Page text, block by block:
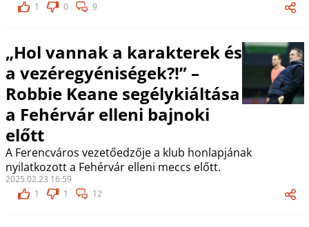
1
0 9
„Hol vannak a karakterek és
a vezéregyéniségek?!” –
Robbie Keane segélykiáltása
a Fehérvár elleni bajnoki
előtt
A Ferencváros vezetőedzője a klub honlapjának
nyilatkozott a Fehérvár elleni meccs előtt.
2025.02.23 16:59
1
1 12